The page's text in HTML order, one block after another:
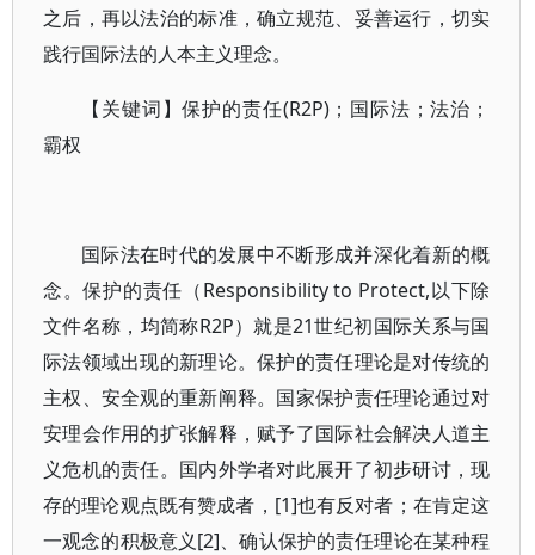
之后，再以法治的标准，确立规范、妥善运行，切实
践行国际法的人本主义理念。
【关键词】保护的责任(R2P)；国际法；法治；
霸权
国际法在时代的发展中不断形成并深化着新的概
念。保护的责任（Responsibility to Protect,以下除
文件名称，均简称R2P）就是21世纪初国际关系与国
际法领域出现的新理论。保护的责任理论是对传统的
主权、安全观的重新阐释。国家保护责任理论通过对
安理会作用的扩张解释，赋予了国际社会解决人道主
义危机的责任。国内外学者对此展开了初步研讨，现
存的理论观点既有赞成者，[1]也有反对者；在肯定这
一观念的积极意义[2]、确认保护的责任理论在某种程